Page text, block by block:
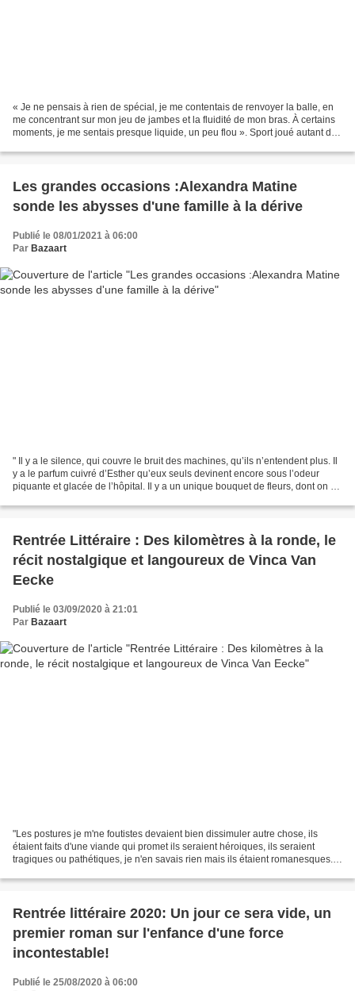
« Je ne pensais à rien de spécial, je me contentais de renvoyer la balle, en
me concentrant sur mon jeu de jambes et la fluidité de mon bras. À certains
moments, je me sentais presque liquide, un peu flou ». Sport joué autant de
Les grandes occasions :Alexandra Matine
sonde les abysses d'une famille à la dérive
Publié le 08/01/2021 à 06:00
Par Bazaart
" Il y a le silence, qui couvre le bruit des machines, qu’ils n’entendent plus. Il
y a le parfum cuivré d’Esther qu’eux seuls devinent encore sous l’odeur
piquante et glacée de l’hôpital. Il y a un unique bouquet de fleurs, dont on ne
Rentrée Littéraire : Des kilomètres à la ronde, le
récit nostalgique et langoureux de Vinca Van
Eecke
Publié le 03/09/2020 à 21:01
Par Bazaart
"Les postures je m'ne foutistes devaient bien dissimuler autre chose, ils
étaient faits d'une viande qui promet ils seraient héroiques, ils seraient
tragiques ou pathétiques, je n'en savais rien mais ils étaient romanesques."
Rentrée littéraire 2020: Un jour ce sera vide, un
premier roman sur l'enfance d'une force
incontestable!
Publié le 25/08/2020 à 06:00